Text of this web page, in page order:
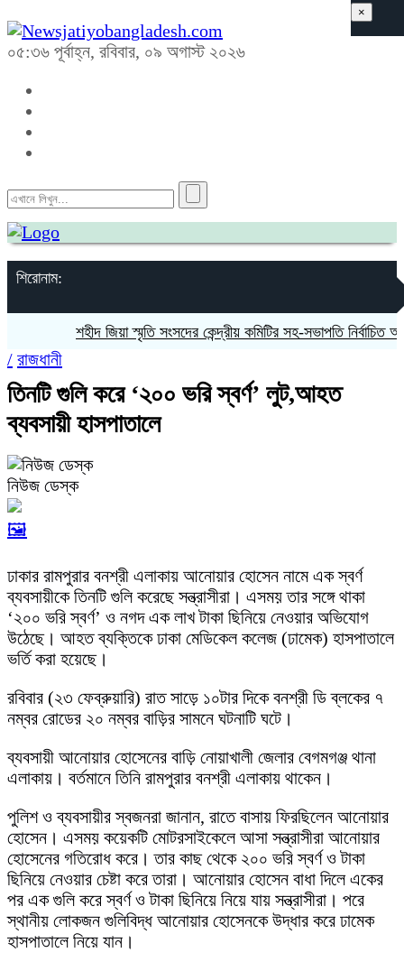
০৫:৩৬ পূর্বাহ্ন, রবিবার, ০৯ অগাস্ট ২০২৬
শিরোনাম:
শহীদ জিয়া স্মৃতি সংসদের কেন্দ্রীয় কমিটির সহ-সভাপতি নির্বাচিত
×
/ রাজধানী
তিনটি গুলি করে ‘২০০ ভরি ‌স্বর্ণ’ লুট,আহত
ব্যবসায়ী হাসপাতালে
নিউজ ডেস্ক
🖼️
ঢাকার রামপুরার বনশ্রী এলাকায় আনোয়ার হোসেন নামে এক স্বর্ণ
ব্যবসায়ীকে তিনটি গুলি করেছে সন্ত্রাসীরা। এসময় তার সঙ্গে থাকা
‘২০০ ভরি স্বর্ণ’ ও নগদ এক লাখ টাকা ছিনিয়ে নেওয়ার অভিযোগ
উঠেছে। আহত ব্যক্তিকে ঢাকা মেডিকেল কলেজ (ঢামেক) হাসপাতালে
ভর্তি করা হয়েছে।
রবিবার (২৩ ফেব্রুয়ারি) রাত সাড়ে ১০টার দিকে বনশ্রী ডি ব্লকের ৭
নম্বর রোডের ২০ নম্বর বাড়ির সামনে ঘটনাটি ঘটে।
ব্যবসায়ী আনোয়ার হোসেনের বাড়ি নোয়াখালী জেলার বেগমগঞ্জ থানা
এলাকায়। বর্তমানে তিনি রামপুরার বনশ্রী এলাকায় থাকেন।
পুলিশ ও ব্যবসায়ীর স্বজনরা জানান, রাতে বাসায় ফিরছিলেন আনোয়ার
হোসেন। এসময় কয়েকটি মোটরসাইকেলে আসা সন্ত্রাসীরা আনোয়ার
হোসেনের গতিরোধ করে। তার কাছ থেকে ২০০ ভরি স্বর্ণ ও টাকা
ছিনিয়ে নেওয়ার চেষ্টা করে তারা। আনোয়ার হোসেন বাধা দিলে একের
পর এক গুলি করে স্বর্ণ ও টাকা ছিনিয়ে নিয়ে যায় সন্ত্রাসীরা। পরে
স্থানীয় লোকজন গুলিবিদ্ধ আনোয়ার হোসেনকে উদ্ধার করে ঢামেক
হাসপাতালে নিয়ে যান।